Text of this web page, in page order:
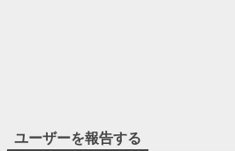
ユーザーを報告する